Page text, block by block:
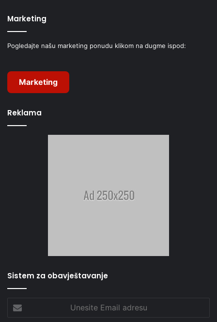
Marketing
Pogledajte našu marketing ponudu klikom na dugme ispod:
Marketing
Reklama
Sistem za obavještavanje
Unesite
Email